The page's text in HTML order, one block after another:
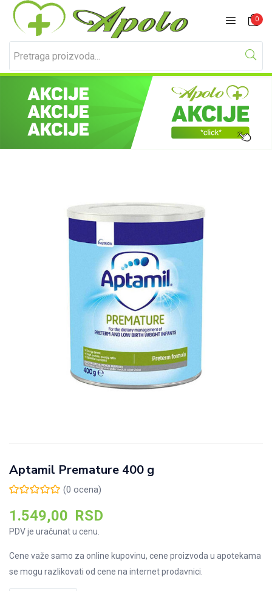
0
Prijavite se Registracija
Unesite svoje korisničko ime i lozinku za prijavu.
Aptamil Premature 400 g
(0 ocena)
1.549,00 RSD
PDV je uračunat u cenu.
Cene važe samo za online kupovinu, cene proizvoda u apotekama
se mogu razlikovati od cene na internet prodavnici.